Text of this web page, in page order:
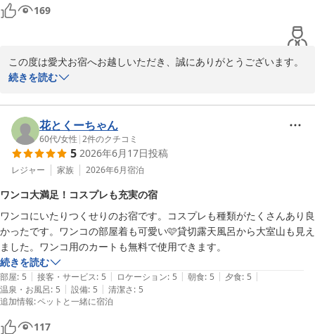
当館のスタッフだけでなく、ご宿泊のお客様とも楽しく触れ合って
いただけたとのこと、「ワンコファースト」とのお言葉まで頂戴
し、大変光栄に存じます。
ご家族の皆様とHちゃん、Sくんにゆっくりとした時間をお過ごしい
次回はぜひお誕生日のお祝いでもお手伝いをさせていただければ幸
いです。
これからもご家族の皆様と大切なワンちゃんに、安心しておかえり
いただける宿であり続けられるよう努めてまいります。
改めまして、この度は当館にご宿泊いただき、誠にありがとうござ
いました。
またの「おかえり」を心よりお待ちしております。
愛犬お宿 伊豆高原
2026-05-31
うちのワンコにも、優しく接して頂いてありがとうございます
また、近々、泊まりに行きたいです
169
この度は愛犬お宿へお越しいただき、誠にありがとうございます。
また、嬉しいお便りに「満点の評価」を賜り重ねてお礼を申し上げ
Kちゃん(ワンちゃんの名前は伏せさせていただきますね)の可愛らし
いお写真も一緒にご投稿いただき、ありがとうございました。
向日葵の背景がとてもよく似合っていて、スタッフ一同癒やされな
がら拝見いたしました。
また、お料理やラーメン、貸切露天風呂につきましてもご満足いた
だけたとのこと、何よりでございます。
特に生しらすをお気に召していただけたようで嬉しく拝読いたしま
した。
生しらすは最近ご提供を開始したばかりの期間限定メニューです
が、大変ご好評をいただいており、売り切れてしまう日もございま
す。
今回お召し上がりいただけて何よりでございました。
続きを読む
花とくーちゃん
60代/女性 |2件のクチコミ
5 2026年6月17日投稿
レジャー 家族 2026年6月宿泊
ワンコ大満足！コスプレも充実の宿
ワンコにいたりつくせりのお宿です。コスプレも種類がたくさんあり良
かったです。ワンコの部屋着も可愛い🩷貸切露天風呂から大室山も見え
ました。ワンコ用のカートも無料で使用できます。
続きを読む
部屋: 5 | 接客・サービス: 5 | ロケーション: 5 | 朝食: 5 | 夕食: 5 |
温泉・お風呂: 5 | 設備: 5 | 清潔さ: 5
追加情報:ペットと一緒に宿泊
117